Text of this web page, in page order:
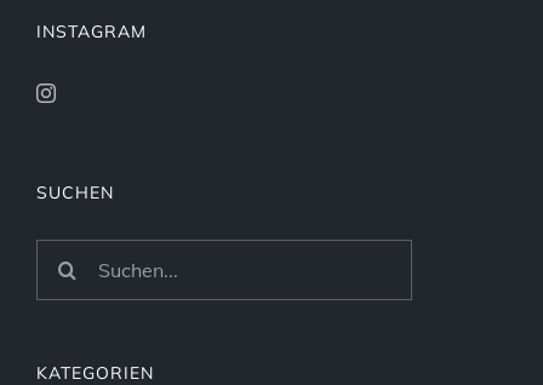
INSTAGRAM
SUCHEN
nach:
KATEGORIEN